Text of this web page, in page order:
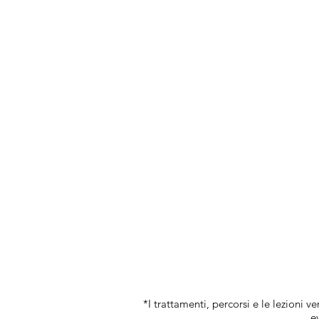
*I trattamenti, percorsi e le lezioni